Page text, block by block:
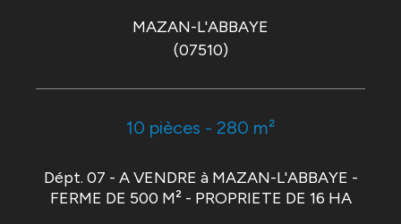
MAZAN-L'ABBAYE
(07510)
10 pièces - 280 m²
Dépt. 07 - A VENDRE à MAZAN-L'ABBAYE -
FERME DE 500 M² - PROPRIETE DE 16 HA